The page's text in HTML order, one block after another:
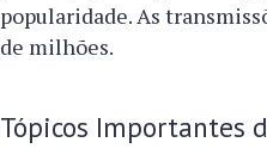
popularidade. As
de milhões.
Tópicos Importantes